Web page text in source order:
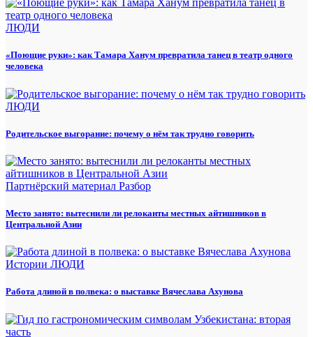
ЛЮДИ
«Поющие руки»: как Тамара Ханум превратила танец в театр одного
человека
ЛЮДИ
Родительское выгорание: почему о нём так трудно говорить
Партнёрский материал Разбор
Место занято: вытеснили ли релоканты местных айтишников в
Центральной Азии
Истории ЛЮДИ
Работа длиной в полвека: о выставке Вячеслава Ахунова